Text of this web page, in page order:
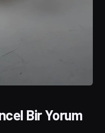
Bir Yorum